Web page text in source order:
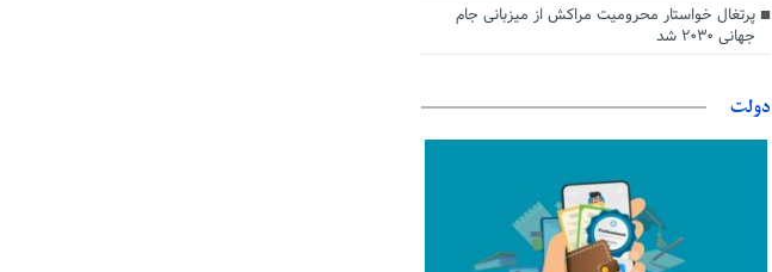
پرتغال خواستار محرومیت مراکش از میزبانی جام
جهانی ۲۰۳۰ شد
دولت